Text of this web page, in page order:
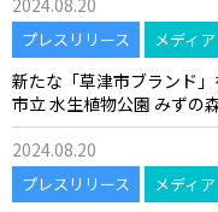
プレスリリース メディア
新たな「草津市ブランド
市立 水生植物公園 みずの
2024.08.20
プレスリリース メディア